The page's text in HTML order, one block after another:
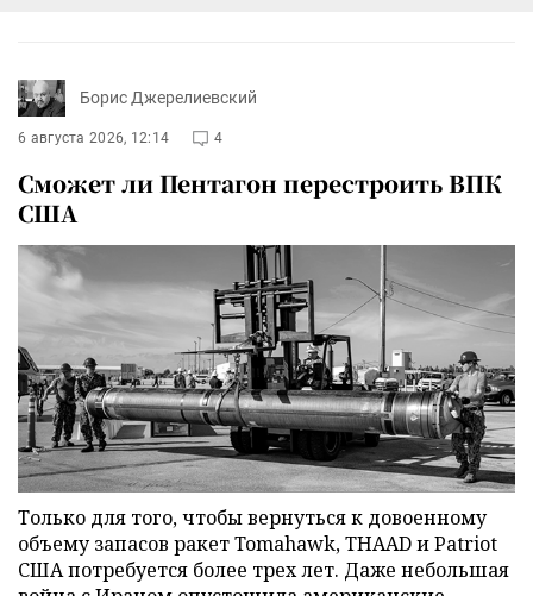
Борис Джерелиевский
6 августа 2026, 12:14 4
Сможет ли Пентагон перестроить ВПК
США
Только для того, чтобы вернуться к довоенному
объему запасов ракет Tomahawk, THAAD и Patriot
США потребуется более трех лет. Даже небольшая